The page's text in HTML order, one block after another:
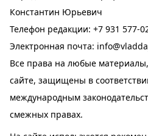
Константин Юрьевич
Телефон редакции: +7 931 577-
Электронная почта:
Все права на любые
сайте, защищены в
международным
смежных правах.